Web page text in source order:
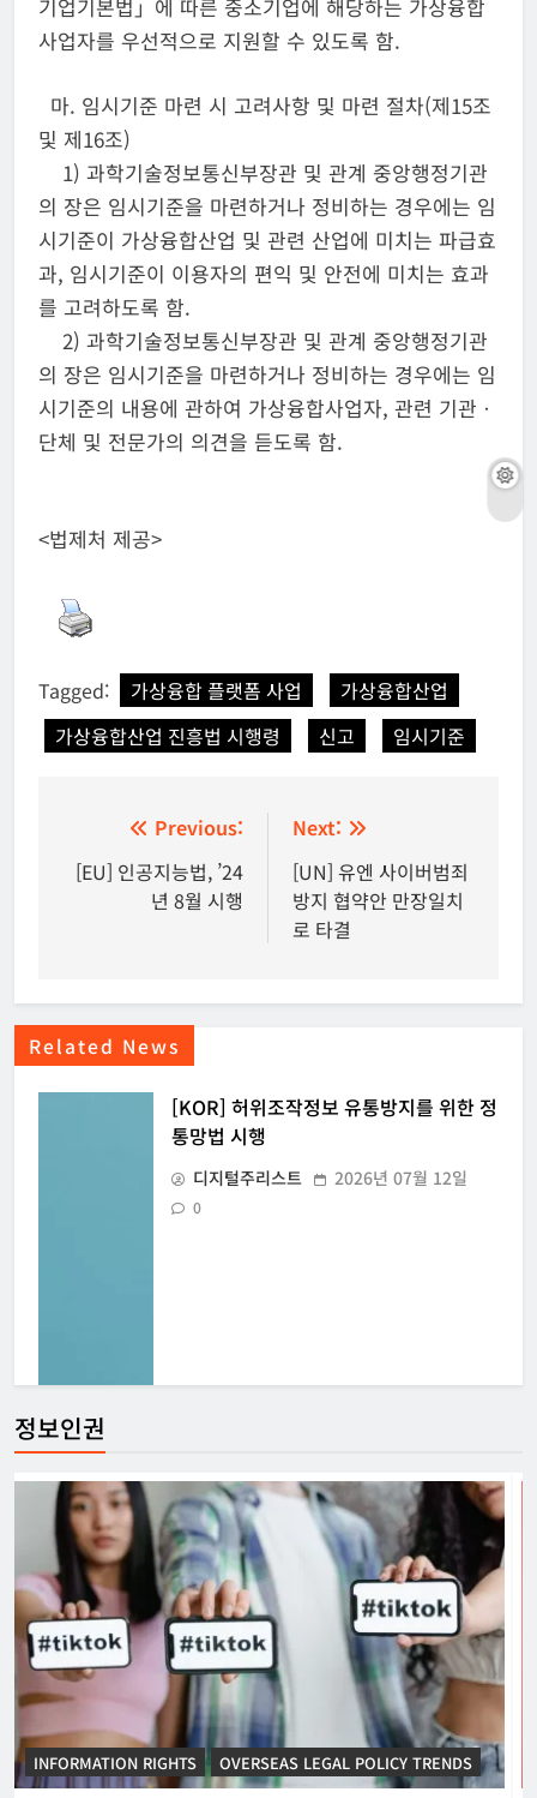
기업기본법」에 따른 중소기업에 해당하는 가상융합
사업자를 우선적으로 지원할 수 있도록 함.
마. 임시기준 마련 시 고려사항 및 마련 절차(제15조
및 제16조)
1) 과학기술정보통신부장관 및 관계 중앙행정기관
의 장은 임시기준을 마련하거나 정비하는 경우에는 임
시기준이 가상융합산업 및 관련 산업에 미치는 파급효
과, 임시기준이 이용자의 편익 및 안전에 미치는 효과
를 고려하도록 함.
2) 과학기술정보통신부장관 및 관계 중앙행정기관
의 장은 임시기준을 마련하거나 정비하는 경우에는 임
시기준의 내용에 관하여 가상융합사업자, 관련 기관ㆍ
단체 및 전문가의 의견을 듣도록 함.
<법제처 제공>
Tagged: 가상융합 플랫폼 사업
가상융합산업
가상융합산업 진흥법 시행령
신고 임시기준
탐
Previous:
[EU] 인공지능법, ’24
년 8월 시행
Next:
[UN] 유엔 사이버범죄
방지 협약안 만장일치
로 타결
Related News
[KOR] 허위조작정보 유통방지를 위한 정
통망법 시행
디지털주리스트 2026년 07월 12일
0
정보인권
INFORMATION RIGHTS KOREAN ICT POLICY TRENDS